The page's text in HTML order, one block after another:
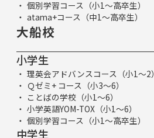
個別学習コース（小1～高卒生）
atama+コース（中1～高卒生）
大船校
小学生
理英会アドバンスコース（小1～2）
Ｑゼミ+ コース（小3～6）
ことばの学校（小1～6）
小学英語YOM-TOX（小1～6）
個別学習コース（小1～高卒生）
中学生